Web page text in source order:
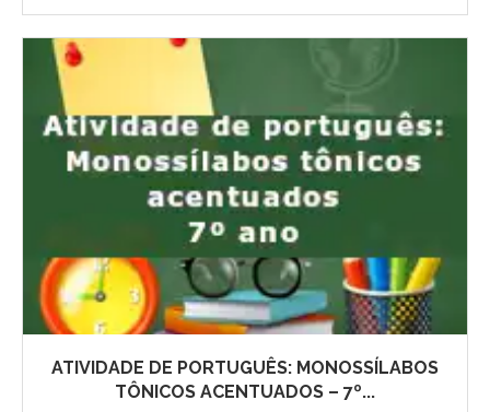
ATIVIDADE DE PORTUGUÊS: MONOSSÍLABOS
TÔNICOS ACENTUADOS – 7º...